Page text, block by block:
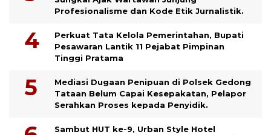
Profesionalisme dan Kode Etik Jurnalistik.
Perkuat Tata Kelola Pemerintahan, Bupati
Pesawaran Lantik 11 Pejabat Pimpinan
Tinggi Pratama
Mediasi Dugaan Penipuan di Polsek Gedong
Tataan Belum Capai Kesepakatan, Pelapor
Serahkan Proses kepada Penyidik.
Sambut HUT ke-9, Urban Style Hotel